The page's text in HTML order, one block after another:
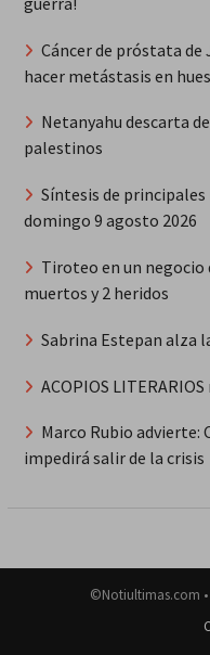
Cáncer de próstata de
hacer metástasis en
Netanyahu descarta
palestinos
Síntesis de
domingo 9 agosto 2026
Tiroteo en un negocio
muertos y 2 heridos
Sabrina Estepan alza
ACOPIOS
Marco Rubio advierte:
impedirá salir de la crisis
©Notiultimas.com •